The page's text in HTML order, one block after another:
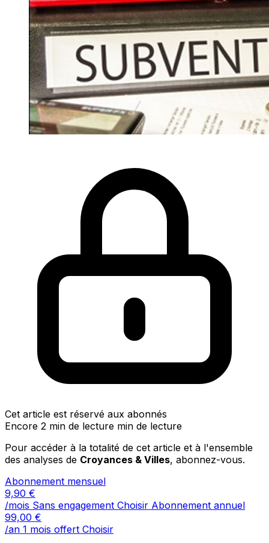
Cet article est réservé aux abonnés
Encore 2 min de lecture min de lecture
Pour accéder à la totalité de cet article et à l'ensemble
des analyses de Croyances & Villes, abonnez-vous.
Abonnement mensuel
9,90 €
/mois Sans engagement Choisir Abonnement annuel
99,00 €
/an 1 mois offert Choisir